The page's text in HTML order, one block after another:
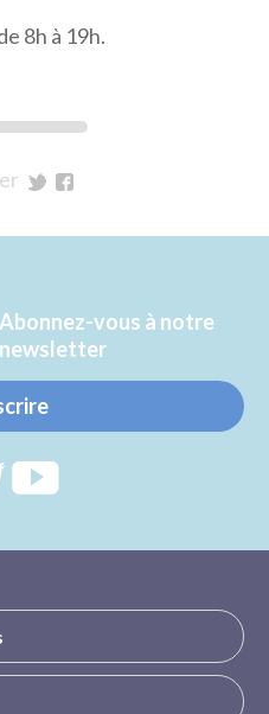
8h à 19h.
Twitter
Facebook
Abonnez-vous à notre
newsletter
Rejoignez